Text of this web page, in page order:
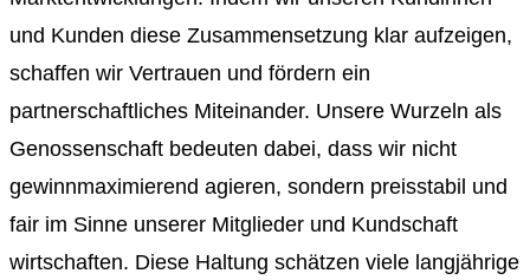
und Kunden diese Zusammensetzung klar aufzeigen,
schaffen wir Vertrauen und fördern ein
partnerschaftliches Miteinander. Unsere Wurzeln als
Genossenschaft bedeuten dabei, dass wir nicht
gewinnmaximierend agieren, sondern preisstabil und
fair im Sinne unserer Mitglieder und Kundschaft
wirtschaften. Diese Haltung schätzen viele langjährige